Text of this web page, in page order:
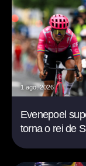
1 ago. 2026
Evenepoel
torna o rei de